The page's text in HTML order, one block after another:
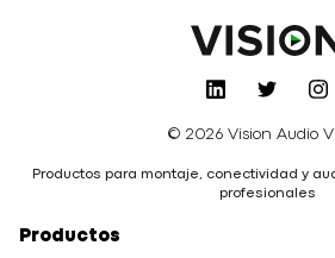
© 2026 Vision Audio
Productos para montaje, conectividad y
profesionales
Productos